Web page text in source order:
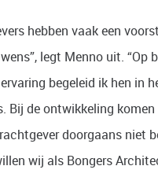
hebben vaak een
legt Menno uit. “Op
begeleid ik hen in
Bij de ontwikkeling
doorgaans niet
wij als Bongers